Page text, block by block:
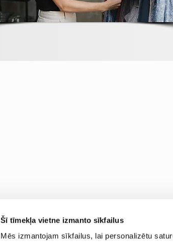
Šī tīmekļa vietne izmanto sīkfailus
Mēs izmantojam sīkfailus, lai personalizētu